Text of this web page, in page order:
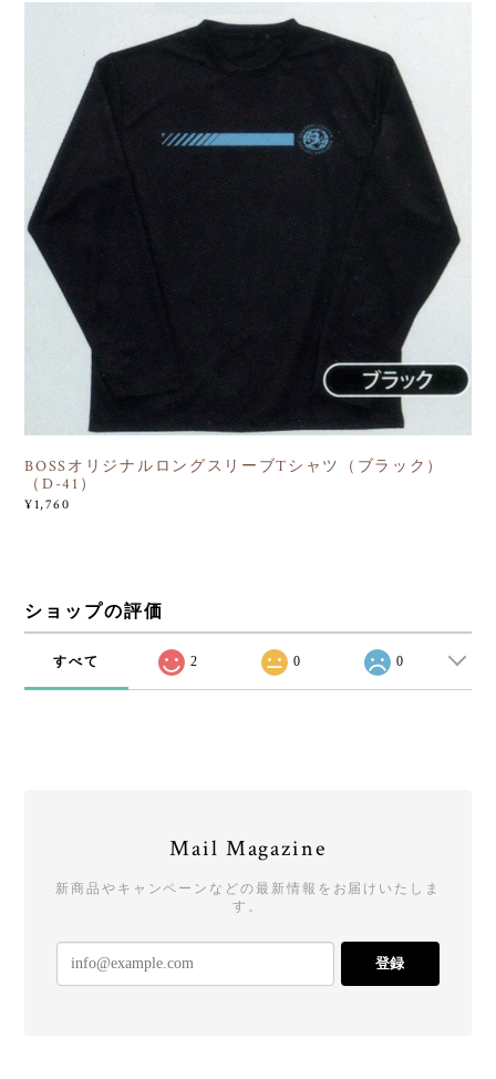
BOSSオリジナルロングスリーブTシャツ（ブラック）
（D-41）
¥1,760
ショップの評価
すべて 2 0 0
Mail Magazine
新商品やキャンペーンなどの最新情報をお届けいたしま
す。
登録